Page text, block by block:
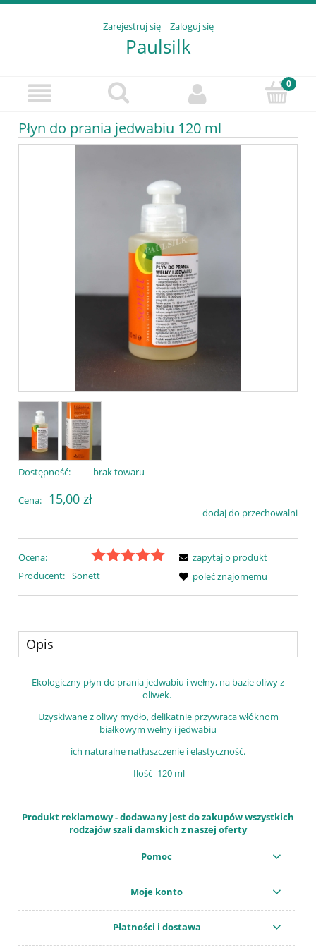
Zarejestruj się Zaloguj się
Paulsilk
Płyn do prania jedwabiu 120 ml
Dostępność: brak towaru
Cena: 15,00 zł
dodaj do przechowalni
Ocena:
Producent: Sonett
zapytaj o produkt
poleć znajomemu
Opis
Ekologiczny płyn do prania jedwabiu i wełny, na bazie oliwy z
oliwek.
Uzyskiwane z oliwy mydło, delikatnie przywraca włóknom
białkowym wełny i jedwabiu
ich naturalne natłuszczenie i elastyczność.
Ilość -120 ml
Produkt reklamowy - dodawany jest do zakupów wszystkich
rodzajów szali damskich z naszej oferty
Pomoc
Moje konto
Płatności i dostawa